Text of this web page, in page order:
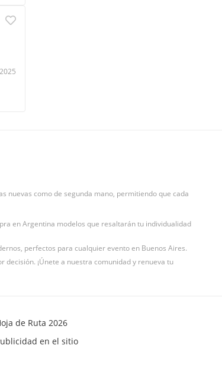
nuevas como de segunda mano, permitiendo que cada
en Argentina modelos que resaltarán tu individualidad
perfectos para cualquier evento en Buenos Aires.
¡Únete a nuestra comunidad y renueva tu
de Ruta 2026
en el sitio